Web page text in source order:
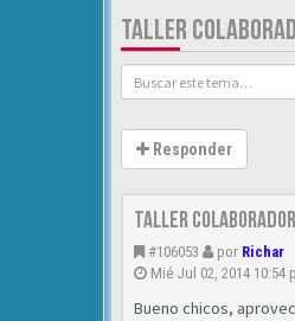
TALLER
Responder
TALLER
#106053 por Richar
Mié Jul 02, 2014 10:54
Bueno chicos,